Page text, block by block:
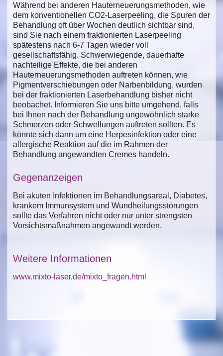
Während bei anderen Hauterneuerungsmethoden, wie
dem konventionellen CO2-Laserpeeling, die Spuren der
Behandlung oft über Wochen deutlich sichtbar sind,
sind Sie nach einem fraktionierten Laserpeeling
spätestens nach 6-7 Tagen wieder voll
gesellschaftsfähig. Schwerwiegende, dauerhafte
nachteilige Effekte, die bei anderen
Hauterneuerungsmethoden auftreten können, wie
Pigmentverschiebungen oder Narbenbildung, wurden
bei der fraktionierten Laserbehandlung bisher nicht
beobachet. Informieren Sie uns bitte umgehend, falls
bei Ihnen nach der Behandlung ungewöhnlich starke
Schmerzen oder Schwellungen auftreten sollten. Es
könnte sich dann um eine Herpesinfektion oder eine
allergische Reaktion auf die im Rahmen der
Behandlung angewandten Cremes handeln.
Gegenanzeigen
Bei akuten Infektionen im Behandlungsareal, Diabetes,
krankem Immunsystem und Wundheilungsstörungen
sollte das Verfahren nicht oder nur unter strengsten
Vorsichtsmaßnahmen angewandt werden.
Weitere Informationen
www.mixto-laser.de/mixto_fragen.html